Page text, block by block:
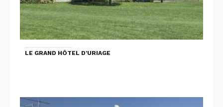
LE GRAND HÔTEL D'URIAGE